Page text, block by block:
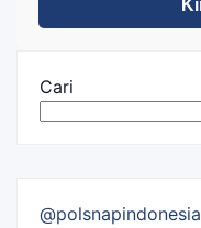
Cari
@polsnapindonesia